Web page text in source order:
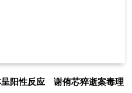
阳性反应 谢侑芯猝逝案毒理